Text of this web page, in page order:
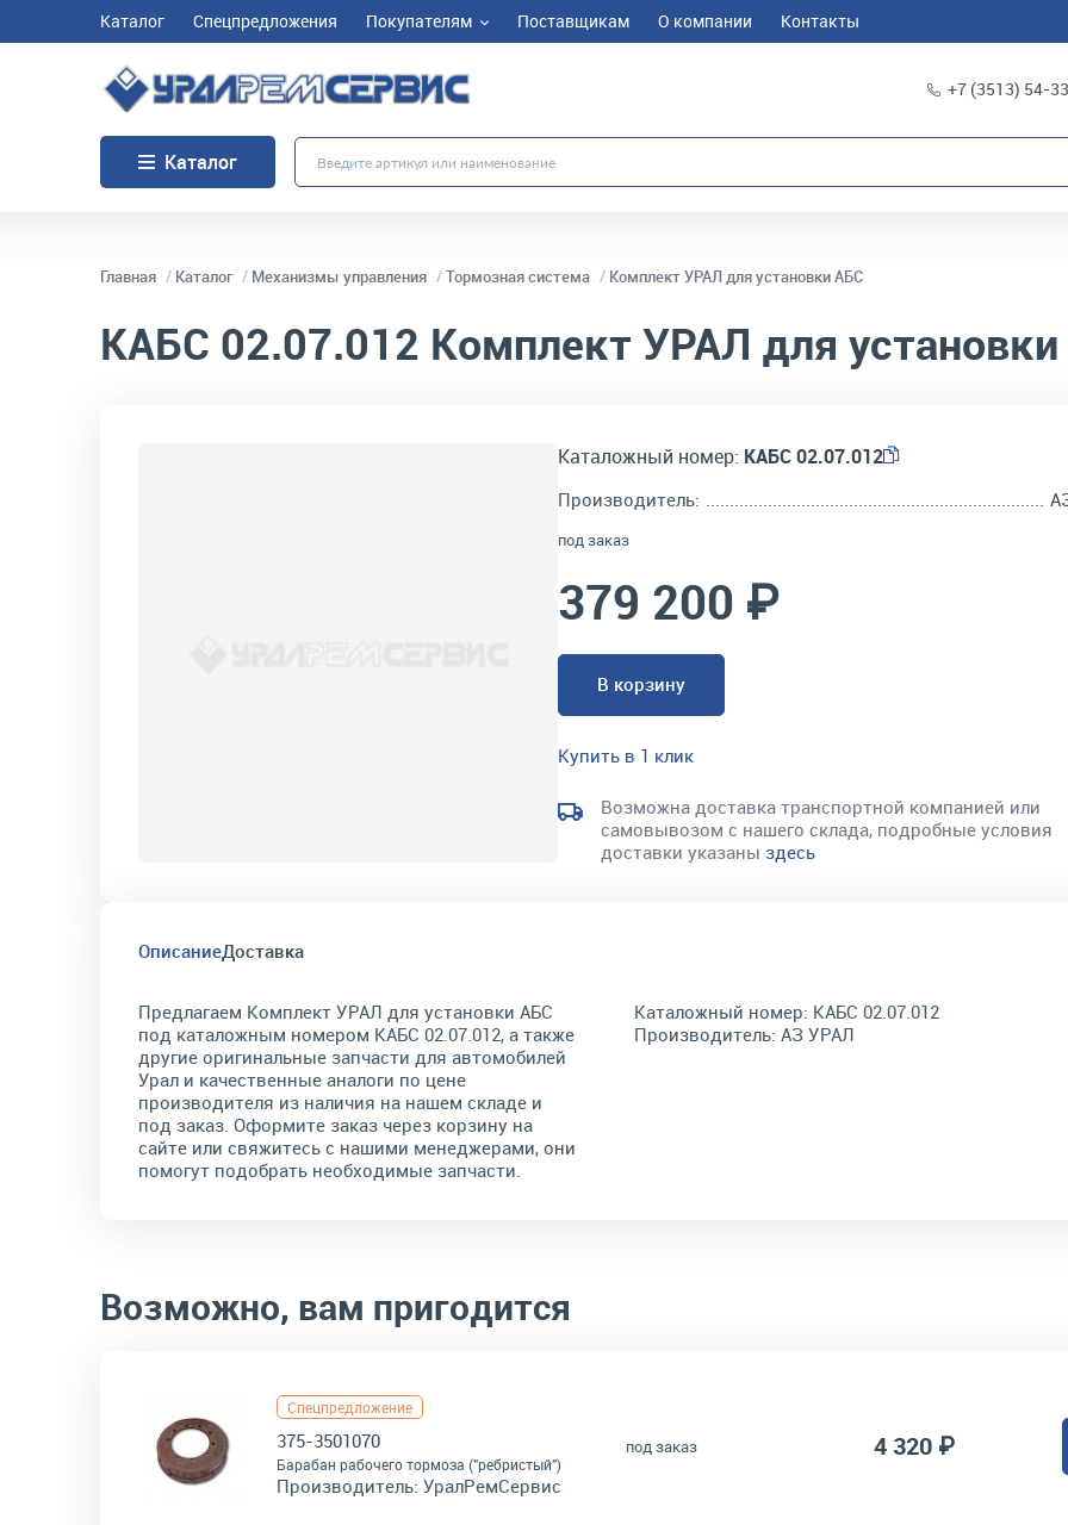
Каталог Спецпредложения Покупателям Поставщикам О компании Контакты
+7 (3513) 54-
Каталог
Главная Каталог Механизмы управления Тормозная система Комплект УРАЛ для установки АБС
КАБС 02.07.012 Комплект УРАЛ для
Каталожный номер: КАБС 02.07.012
Производитель:
под заказ
379 200 ₽
В корзину
Купить в 1 клик
Возможна доставка транспортной компанией или
самовывозом с нашего склада, подробные условия
доставки указаны здесь
ОписаниеДоставка
Предлагаем Комплект УРАЛ для установки АБС
под каталожным номером КАБС 02.07.012, а также
другие оригинальные запчасти для автомобилей
Урал и качественные аналоги по цене
производителя из наличия на нашем складе и
под заказ. Оформите заказ через корзину на
сайте или свяжитесь с нашими менеджерами, они
помогут подобрать необходимые запчасти.
Каталожный номер: КАБС 02.07.012
Производитель: АЗ УРАЛ
Возможно, вам пригодится
Спецпредложение
375-3501070
Барабан рабочего тормоза ("ребристый")
Производитель: УралРемСервис
под заказ 4 320 ₽